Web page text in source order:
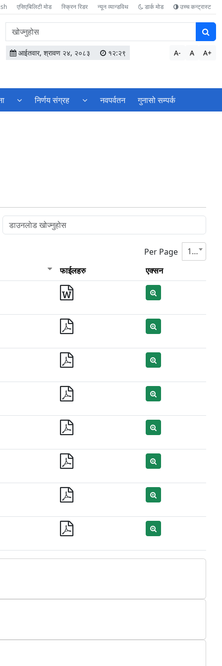
एसिएबिलिटी मोड स्क्रिन रिडर न्यून व्यान्डविथ डार्क मोड उच्च कन्ट्रास्ट
वेबसाइटमा
सामग्री
खोज्नुहोस
आईतवार, श्रावण २४, २०८३ १२:२९ A- A A+
निर्णय संग्रह नवपर्वतन गुनासो सम्पर्क
Per Page
10
फाईलहरु
एक्सन